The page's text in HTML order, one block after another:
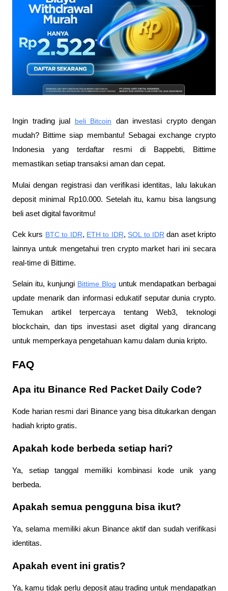
Ingin trading jual beli Bitcoin dan investasi crypto dengan
mudah? Bittime siap membantu! Sebagai exchange crypto
Indonesia yang terdaftar resmi di Bappebti, Bittime
memastikan setiap transaksi aman dan cepat.
Mulai dengan registrasi dan verifikasi identitas, lalu lakukan
deposit minimal Rp10.000. Setelah itu, kamu bisa langsung
beli aset digital favoritmu!
Cek kurs BTC to IDR, ETH to IDR, SOL to IDR dan aset kripto
lainnya untuk mengetahui tren crypto market hari ini secara
real-time di Bittime.
Selain itu, kunjungi Bittime Blog untuk mendapatkan berbagai
update menarik dan informasi edukatif seputar dunia crypto.
Temukan artikel terpercaya tentang Web3, teknologi
blockchain, dan tips investasi aset digital yang dirancang
untuk memperkaya pengetahuan kamu dalam dunia kripto.
FAQ
Apa itu Binance Red Packet Daily Code?
Kode harian resmi dari Binance yang bisa ditukarkan dengan
hadiah kripto gratis.
Apakah kode berbeda setiap hari?
Ya, setiap tanggal memiliki kombinasi kode unik yang
berbeda.
Apakah semua pengguna bisa ikut?
Ya, selama memiliki akun Binance aktif dan sudah verifikasi
identitas.
Apakah event ini gratis?
Ya, kamu tidak perlu deposit atau trading untuk mendapatkan